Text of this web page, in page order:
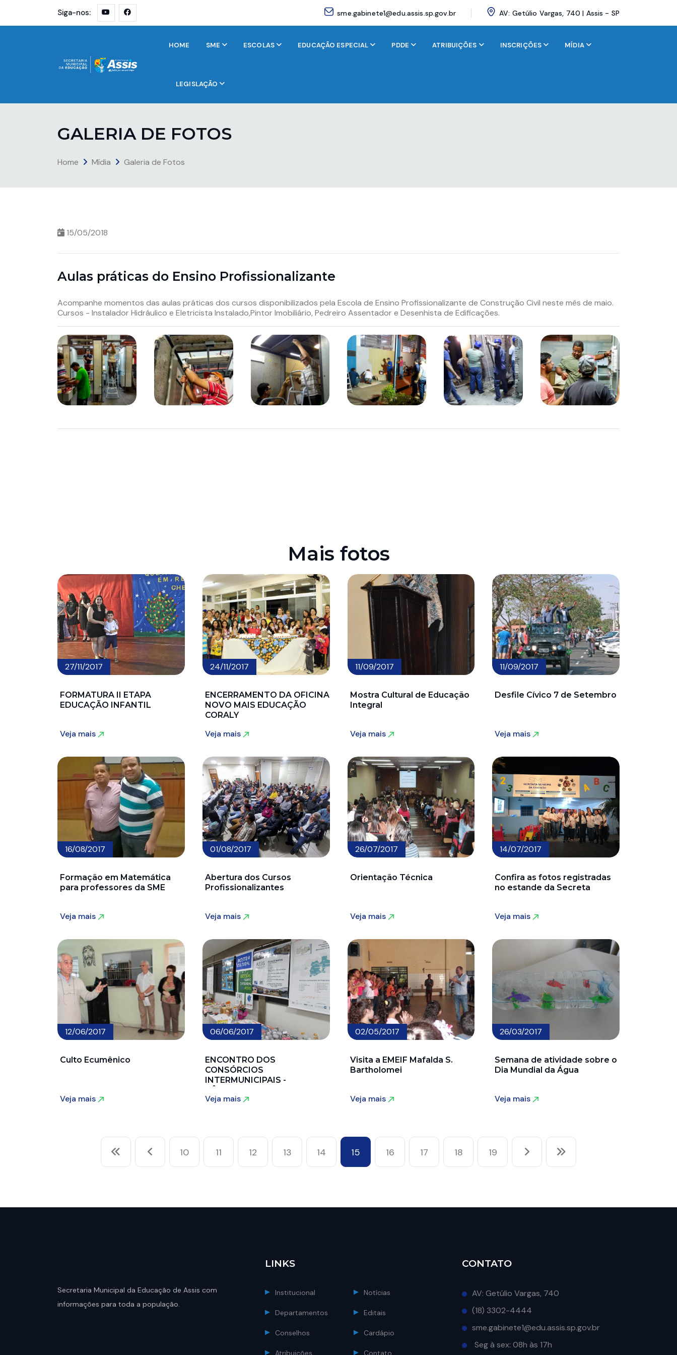
Siga-nos: sme.gabinete1@edu.assis.sp.gov.br AV: Getúlio Vargas, 740 | Assis - SP
HOME SME ESCOLAS EDUCAÇÃO ESPECIAL PDDE ATRIBUIÇÕES INSCRIÇÕES MÍDIA
LEGISLAÇÃO
GALERIA DE FOTOS
Home Mídia Galeria de Fotos
15/05/2018
Aulas práticas do Ensino Profissionalizante
Acompanhe momentos das aulas práticas dos cursos disponibilizados pela Escola de Ensino Profissionalizante de Construção Civil neste mês de maio.
Cursos - Instalador Hidráulico e Eletricista Instalado,Pintor Imobiliário, Pedreiro Assentador e Desenhista de Edificações.
Mais fotos
27/11/2017
FORMATURA II ETAPA
EDUCAÇÃO INFANTIL
Veja mais
24/11/2017
ENCERRAMENTO DA OFICINA
NOVO MAIS EDUCAÇÃO
CORALY
Veja mais
11/09/2017
Mostra Cultural de Educação
Integral
Veja mais
11/09/2017
Desfile Cívico 7 de Setembro
Veja mais
16/08/2017
Formação em Matemática
para professores da SME
Veja mais
01/08/2017
Abertura dos Cursos
Profissionalizantes
Veja mais
26/07/2017
Orientação Técnica
Veja mais
14/07/2017
Confira as fotos registradas
no estande da Secreta
Veja mais
12/06/2017
Culto Ecumênico
Veja mais
06/06/2017
ENCONTRO DOS
CONSÓRCIOS
INTERMUNICIPAIS -
Veja mais
02/05/2017
Visita a EMEIF Mafalda S.
Bartholomei
Veja mais
26/03/2017
Semana de atividade sobre o
Dia Mundial da Água
Veja mais
10 11 12 13 14 15 16 17 18 19
Secretaria Municipal da Educação de Assis com
informações para toda a população.
LINKS
Institucional
Departamentos
Conselhos
Atribuições
Notícias
Editais
Cardápio
Contato
CONTATO
AV: Getúlio Vargas, 740
(18) 3302-4444
sme.gabinete1@edu.assis.sp.gov.br
Seg à sex: 08h às 17h